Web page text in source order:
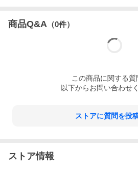
商品Q&A （0件）
この商品に関する質
以下からお問い合わせ
ストアに質問を投
ストア情報